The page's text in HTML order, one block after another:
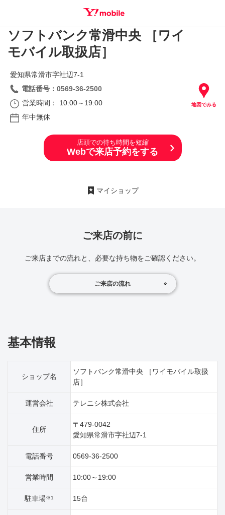
SEARCH
ソフトバンク常滑中央 ［ワイ
モバイル取扱店］
地図でみる
愛知県常滑市字社辺7‐1
電話番号：0569-36-2500
営業時間： 10:00～19:00
年中無休
店頭での待ち時間を短縮
Webで来店予約をする
マイショップ
ご来店の前に
ご来店までの流れと、必要な持ち物をご確認ください。
ご来店の流れ
基本情報
ショップ名
ソフトバンク常滑中央 ［ワイモバイル取扱
店］
運営会社 テレニシ株式会社
住所
〒479-0042
愛知県常滑市字社辺7‐1
電話番号 0569-36-2500
営業時間 10:00～19:00
駐車場※1 15台